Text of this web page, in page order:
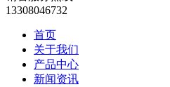
13308046732
首页
关于我们
产品中心
新闻资讯